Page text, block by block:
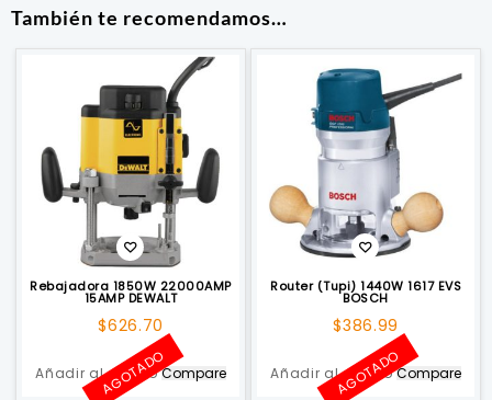
También te recomendamos…
Rebajadora 1850W 22000AMP
15AMP DEWALT
$626.70
Añadir al carrito
AGOTADOCompare
Router (Tupi) 1440W 1617 EVS
BOSCH
$386.99
Añadir al carrito
AGOTADOCompare